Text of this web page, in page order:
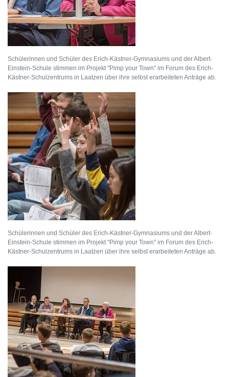
Schülerinnen und Schüler des Erich-Kästner-Gymnasiums und der Albert-
Einstein-Schule stimmen im Projekt "Pimp your Town" im Forum des Erich-
Kästner-Schulzentrums in Laatzen über ihre selbst erarbeiteten Anträge ab.
Schülerinnen und Schüler des Erich-Kästner-Gymnasiums und der Albert-
Einstein-Schule stimmen im Projekt "Pimp your Town" im Forum des Erich-
Kästner-Schulzentrums in Laatzen über ihre selbst erarbeiteten Anträge ab.